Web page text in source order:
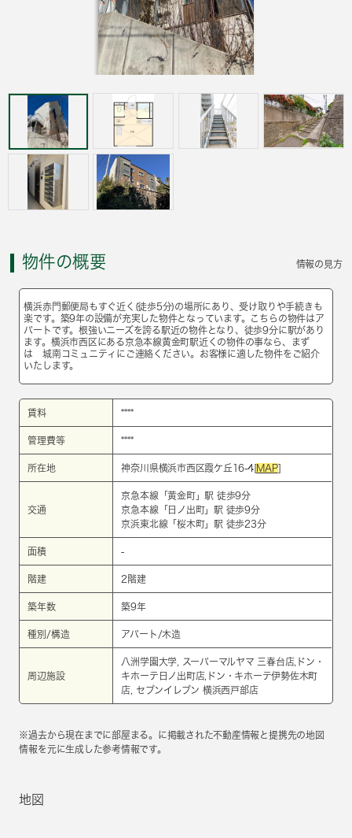
物件の概要 情報の見方
横浜赤門郵便局もすぐ近く(徒歩5分)の場所にあり、受け取りや手続きも
楽です。築9年の設備が充実した物件となっています。こちらの物件はア
パートです。根強いニーズを誇る駅近の物件となり、徒歩9分に駅があり
ます。横浜市西区にある京急本線黄金町駅近くの物件の事なら、まず
は 城南コミュニティにご連絡ください。お客様に適した物件をご紹介
いたします。
賃料 ****
管理費等 ****
所在地 神奈川県横浜市西区霞ケ丘16-4[MAP]
交通
京急本線 「黄金町」駅 徒歩9分
京急本線 「 日ノ出町」駅 徒歩9分
京浜東北線 「桜木町」駅 徒歩23分
面積 -
階建 2階建
築年数 築9年
種別/構造 アパート/木造
周辺施設
八洲学園大学, スーパーマルヤマ 三春台店,ドン・
キホーテ日ノ出町店,ドン・キホーテ伊勢佐木町
店, セブンイレブン 横浜西戸部店
※過去から現在までに部屋まる。に掲載された不動産情報と提携先の地図
情報を元に生成した参考情報です。
地図